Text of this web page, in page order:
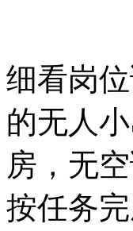
细看岗
的无人
房，无
按任务